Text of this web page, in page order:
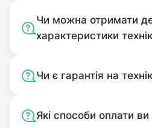
Чи можна отримати
характеристики
Чи є гарантія на
Які способи оплати